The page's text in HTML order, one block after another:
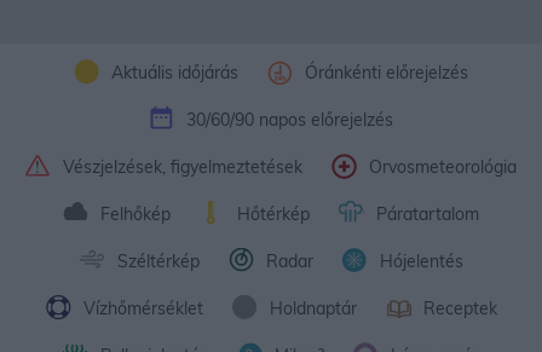
Aktuális időjárás Óránkénti előrejelzés
30/60/90 napos előrejelzés
Vészjelzések, figyelmeztetések Orvosmeteorológia
Felhőkép Hőtérkép Páratartalom
Széltérkép Radar Hójelentés
Vízhőmérséklet Holdnaptár Receptek